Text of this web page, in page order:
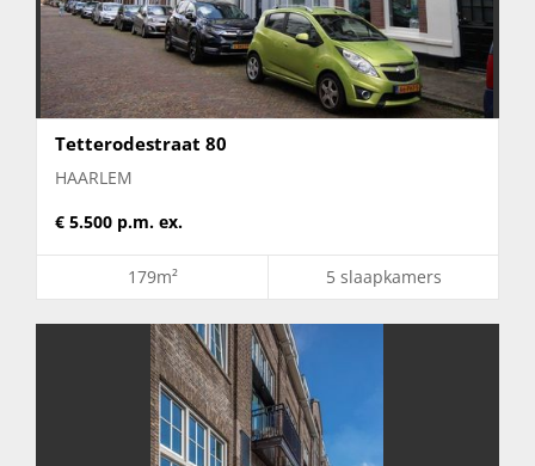
Tetterodestraat 80
HAARLEM
€ 5.500 p.m. ex.
179m² 5 slaapkamers